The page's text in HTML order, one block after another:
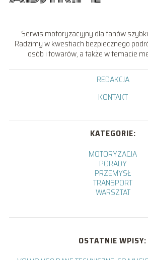
Serwis motoryzacyjny dla fanów
Radzimy w kwestiach bezpiecznego
osób i towarów, a także w temacie
REDAKCJA
KONTAKT
KATEGORIE:
MOTORYZACJA
PORADY
PRZEMYSŁ
TRANSPORT
WARSZTAT
OSTATNIE WPISY: